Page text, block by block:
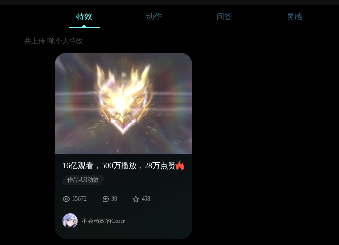
特效 动作 问答 灵感
共上传1项个人特效
16亿观看，500万播放，28万点赞
作品-UI动效
55672 30 458
不会动效的Coser